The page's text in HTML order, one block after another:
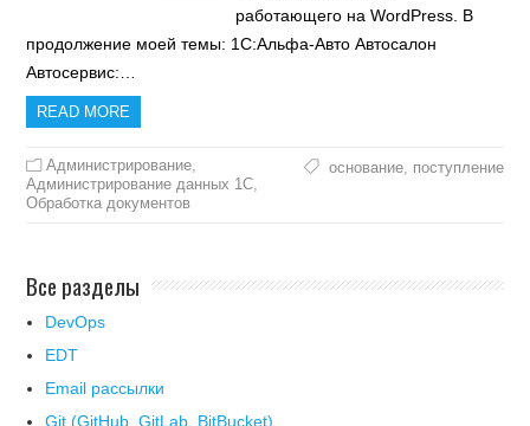
работающего на WordPress. В
продолжение моей темы: 1С:Альфа-Авто Автосалон
Автосервис:…
READ MORE
Администрирование,
Администрирование данных 1С,
Обработка документов
основание, поступление
Все разделы
DevOps
EDT
Email рассылки
Git (GitHub, GitLab, BitBucket)